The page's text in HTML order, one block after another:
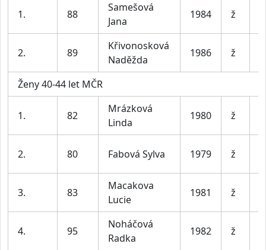
1. 88
Samešová
Jana
1984 ž
2. 89
Křivonosková
Naděžda
1986 ž
Ženy 40-44 let MČR
1. 82
Mrázková
Linda
1980 ž
2. 80 Fabová Sylva 1979 ž
3. 83
Macakova
Lucie
1981 ž
4. 95
Noháčová
Radka
1982 ž